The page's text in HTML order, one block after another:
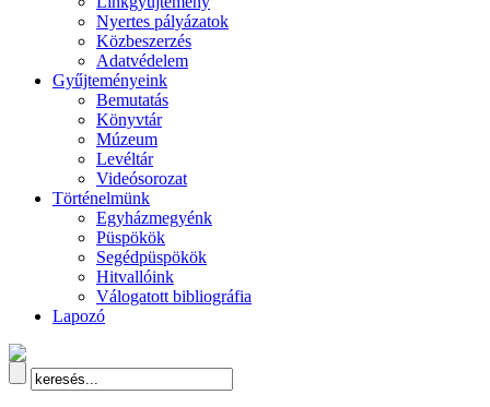
Nyertes pályázatok
Közbeszerzés
Adatvédelem
Gyűjteményeink
Bemutatás
Könyvtár
Múzeum
Levéltár
Videósorozat
Történelmünk
Egyházmegyénk
Püspökök
Segédpüspökök
Hitvallóink
Válogatott bibliográfia
Lapozó